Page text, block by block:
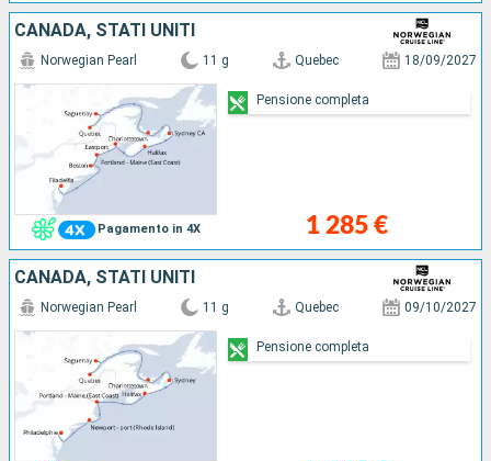
CANADA, STATI UNITI
Pagamento in 4X
Norwegian Pearl 11 g Quebec 18/09/2027
1 285 €
Pensione completa
CANADA, STATI UNITI
Norwegian Pearl 11 g Quebec 09/10/2027
Pensione completa